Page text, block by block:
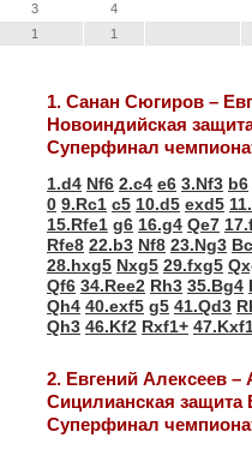
3
4
1 1
1. Санан Сюгиров –
Новоиндийская
Суперфинал
1.d4 Nf6 2.c4 e6 3.Nf3 b6
0 9.Rc1 c5 10.d5 exd5
15.Rfe1 g6 16.g4 Qe7
Rfe8 22.b3 Nf8 23.Ng3
28.hxg5 Nxg5 29.fxg5
Qf6 34.Ree2 Rh3 35.Bg4
Qh4 40.exf5 g5 41.Qd3
Qh3 46.Kf2 Rxf1+
2. Евгений Алексеев
Сицилианская защита
Суперфинал